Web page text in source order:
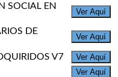
SOCIAL EN
Ver Aquí
DE
Ver Aquí
V7 Ver Aquí
Ver Aquí